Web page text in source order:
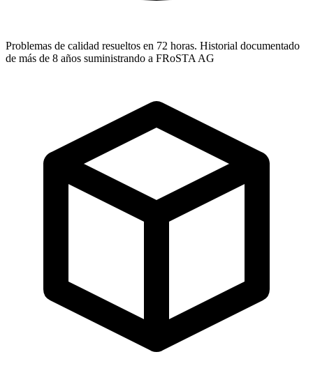
Problemas de calidad resueltos en 72 horas. Historial documentado
de más de 8 años suministrando a FRoSTA AG